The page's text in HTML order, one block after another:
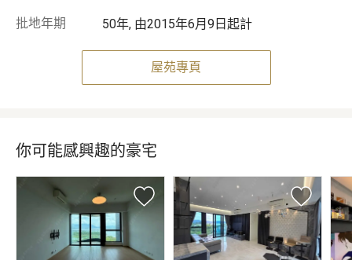
批地年期 50年, 由2015年6月9日起計
屋苑專頁
你可能感興趣的豪宅